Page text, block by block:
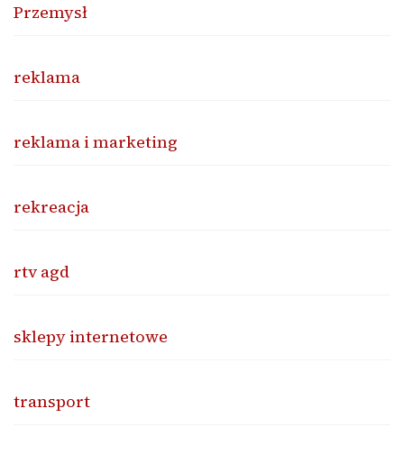
Przemysł
reklama
reklama i marketing
rekreacja
rtv agd
sklepy internetowe
transport